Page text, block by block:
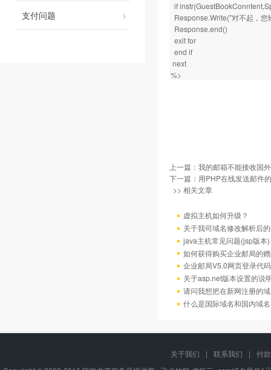
支付问题
if
Response.Write("对不起，
Response.end()
exit for
end if
next
%>
上一篇： 我的邮箱不能接收国
下一篇： 用PHP在线发送邮件
>> 相关文章
虚拟主机如何升级？
关于我司域名修改解析后
java主机常见问题(jsp版本)
如何获得购买企业邮局的
企业邮局V5.0网页登录代码
关于asp.net版本设置的说
请问我想把在新网注册的
什么是国际域名和国内域
关于我们 | 联系我们 |
付